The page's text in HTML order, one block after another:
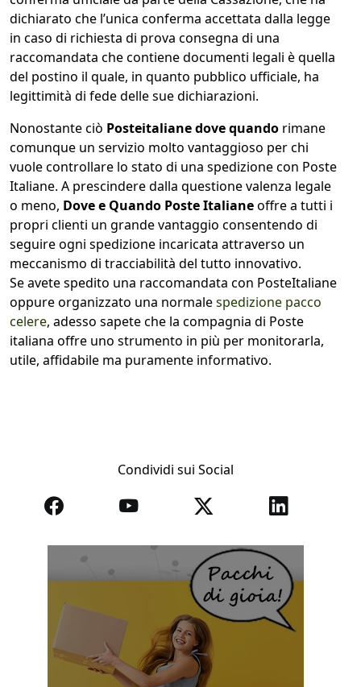
dichiarato che l’unica conferma accettata dalla legge
in caso di richiesta di prova consegna di una
raccomandata che contiene documenti legali è quella
del postino il quale, in quanto pubblico ufficiale, ha
legittimità di fede delle sue dichiarazioni.
Nonostante ciò Posteitaliane dove quando rimane
comunque un servizio molto vantaggioso per chi
vuole controllare lo stato di una spedizione con Poste
Italiane. A prescindere dalla questione valenza legale
o meno, Dove e Quando Poste Italianeoffre a tutti i
propri clienti un grande vantaggio consentendo di
seguire ogni spedizione incaricata attraverso un
meccanismo di tracciabilità del tutto innovativo.
Se avete spedito una raccomandata con PosteItaliane
oppure organizzato una normalespedizione pacco
celere, adesso sapete che la compagnia di Poste
italiana offre uno strumento in più per monitorarla,
utile, affidabile ma puramente informativo.
Condividi sui Social